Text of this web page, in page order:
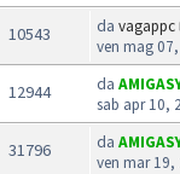
10543 da vagappc
ven mag
12944 da
sab apr 10,
31796 da
ven mar 19,